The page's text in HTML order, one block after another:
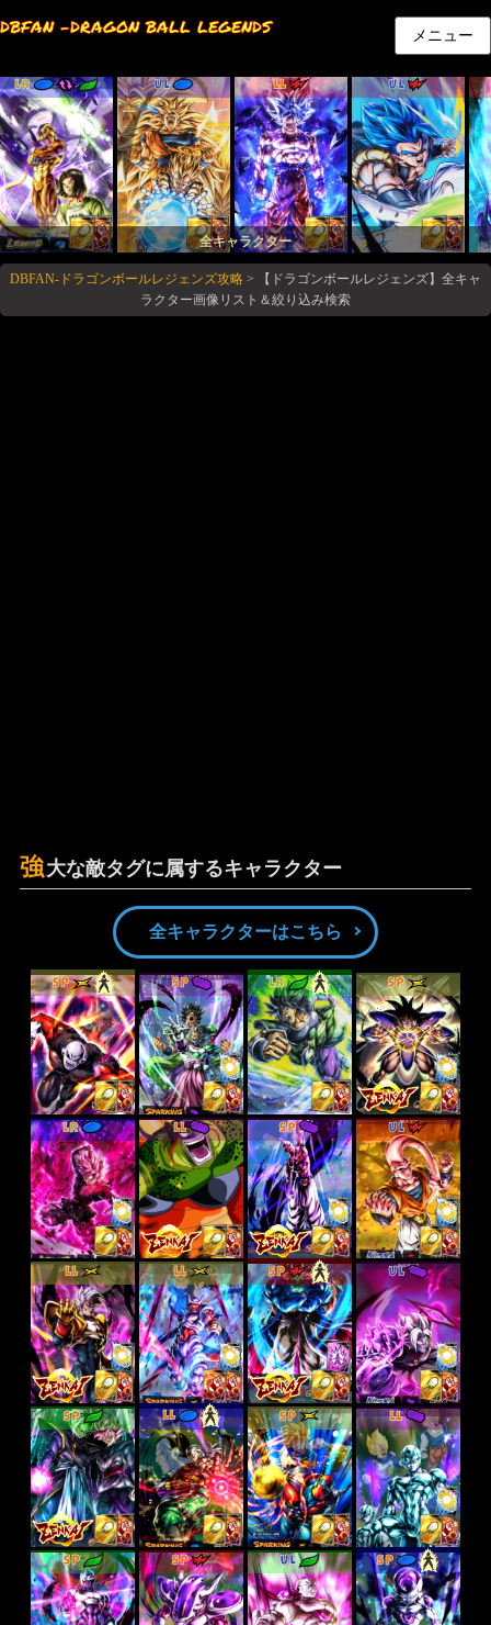
DBFAN -DRAGON BALL LEGENDS メニュー
LR UL LL UL
全キャラクター
DBFAN-ドラゴンボールレジェンズ攻略 >
【ドラゴンボールレジェンズ】全キャ
ラクター画像リスト＆絞り込み検索
強大な敵タグに属するキャラクター
全キャラクターはこちら
SP SP LR SP
LR LL SP UL
LL LL SP UL
SP LL SP LL
SP SP UL SP